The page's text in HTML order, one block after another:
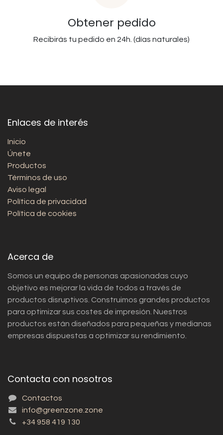
Obtener pedido
Recibirás tu pedido en 24h. (días naturales)
Enlaces de interés
Inicio
Únete
Productos
Términos de uso
Aviso legal
Política de privacidad
Política de cookies
Acerca de
Somos un equipo de personas apasionadas cuyo
objetivo es mejorar la vida de todos a través de
productos disruptivos. Construimos grandes productos
para optimizar sus costes de impresión. Nuestros
productos están diseñados para pequeñas y medianas
empresas dispuestas a optimizar su rendimiento.
Contacta con nosotros
Contactos
info@greenzone.zone
+34 958 419 130